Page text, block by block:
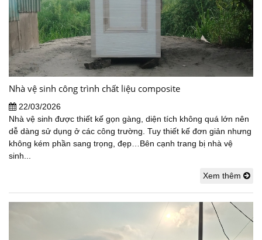
Nhà vệ sinh công trình chất liệu composite
22/03/2026
Nhà vệ sinh được thiết kế gọn gàng, diện tích không quá lớn nên
dễ dàng sử dụng ở các công trường. Tuy thiết kế đơn giản nhưng
không kém phần sang trọng, đẹp…Bên cạnh trang bị nhà vệ
sinh...
Xem thêm